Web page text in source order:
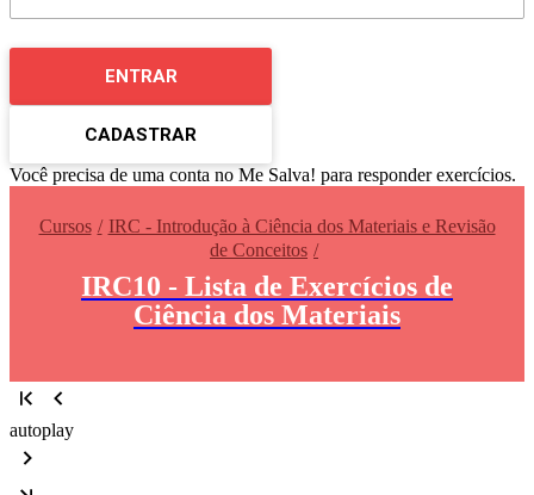
ENTRAR
CADASTRAR
Você precisa de uma conta no Me Salva! para responder exercícios.
Cursos
IRC - Introdução à Ciência dos Materiais e Revisão
de Conceitos
IRC10 - Lista de Exercícios de
Ciência dos Materiais
autoplay